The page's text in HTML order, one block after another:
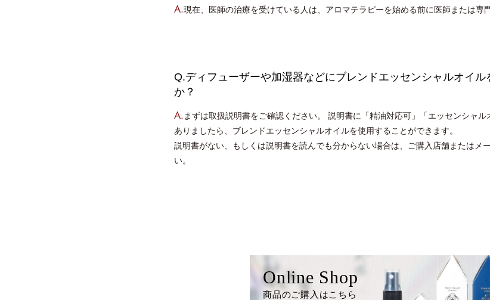
A.現在、医師の治療を受けている人は、アロマテラピーを始める前に医師または専
Q.ディフューザーや加湿器などにブレンドエッセンシャルオイル
か？
A. まずは取扱説明書をご確認ください。 説明書に「精油対応可」「エッセンシャ
ありましたら、ブレンドエッセンシャルオイルを使用することができます。
説明書がない、もしくは説明書を読んでも分からない場合は、ご購入店舗またはメ
い。
Online Shop
商品のご購入はこちら